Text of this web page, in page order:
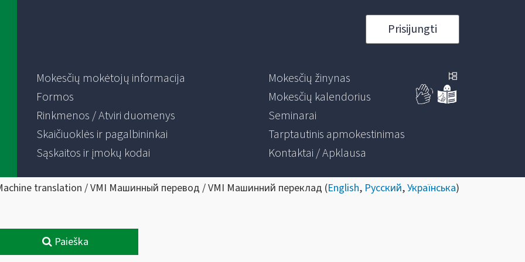
Prisijungti
Mokesčių mokėtojų informacija
Formos
Rinkmenos / Atviri duomenys
Skaičiuoklės ir pagalbininkai
Sąskaitos ir įmokų kodai
Mokesčių žinynas
Mokesčių kalendorius
Seminarai
Tarptautinis apmokestinimas
Kontaktai / Apklausa
translation / VMI Машинный перевод / VMI Машинний переклад (English, Русский,Українська)
Paieška